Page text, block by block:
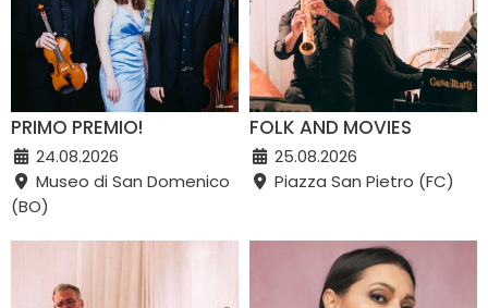
PRIMO PREMIO!
24.08.2026
Museo di San Domenico
(BO)
FOLK AND MOVIES
25.08.2026
Piazza San Pietro (FC)